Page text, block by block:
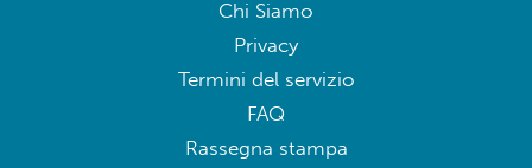
Chi Siamo
Privacy
Termini del servizio
FAQ
Rassegna stampa